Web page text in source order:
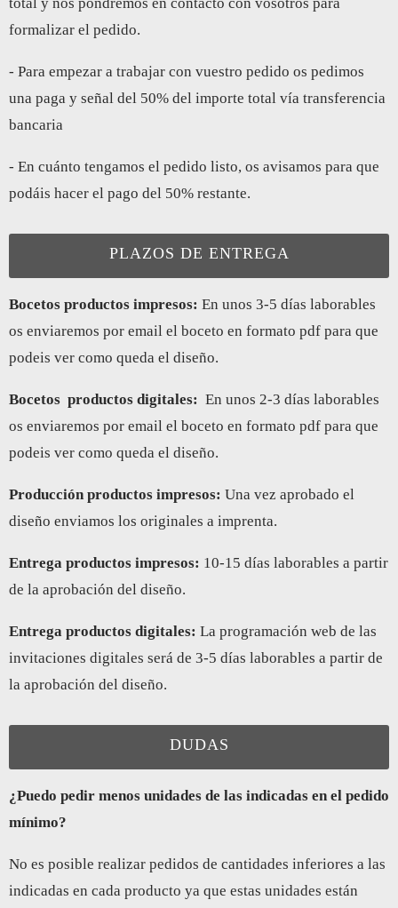
total y nos pondremos en contacto con vosotros para
formalizar el pedido.
- Para empezar a trabajar con vuestro pedido os pedimos
una paga y señal del 50% del importe total vía transferencia
bancaria
- En cuánto tengamos el pedido listo, os avisamos para que
podáis hacer el pago del 50% restante.
PLAZOS DE ENTREGA
Bocetos productos impresos: En unos 3-5 días laborables
os enviaremos por email el boceto en formato pdf para que
podeis ver como queda el diseño.
Bocetos productos digitales: En unos 2-3 días laborables
os enviaremos por email el boceto en formato pdf para que
podeis ver como queda el diseño.
Producción productos impresos: Una vez aprobado el
diseño enviamos los originales a imprenta.
Entrega productos impresos: 10-15 días laborables a partir
de la aprobación del diseño.
Entrega productos digitales: La programación web de las
invitaciones digitales será de 3-5 días laborables a partir de
la aprobación del diseño.
DUDAS
¿Puedo pedir menos unidades de las indicadas en el pedido
mínimo?
No es posible realizar pedidos de cantidades inferiores a las
indicadas en cada producto ya que estas unidades están